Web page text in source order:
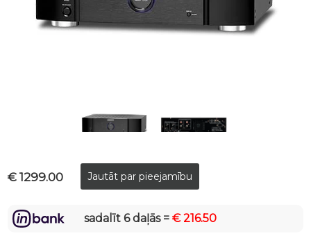
€ 1299.00
sadalīt 6 daļās =€ 216.50